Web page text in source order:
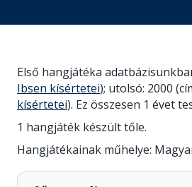
Első hangjátéka
Ibsen kísértetei); utolsó: 2000
kísértetei). Ez összesen 1 évet
1 hangjáték készült tőle.
Hangjátékainak műhelye: